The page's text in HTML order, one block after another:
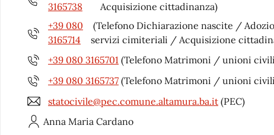
3165738
Acquisizione cittadinanza)
+39 080
3165714
(Telefono Dichiarazione nascite /
servizi cimiteriali / Acquisizione
+39 080 3165701 (Telefono Matrimoni / unioni
+39 080 3165737 (Telefono Matrimoni / unioni
statocivile@pec.comune.altamura.ba.it (PEC)
Anna Maria Cardano